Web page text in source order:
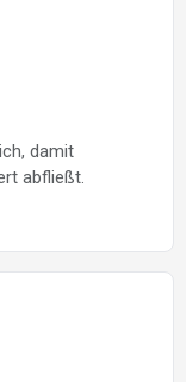
damit
abfließt.